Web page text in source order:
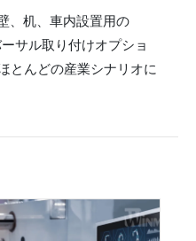
、机、車内設置用の
サル取り付けオプショ
とんどの産業シナリオに